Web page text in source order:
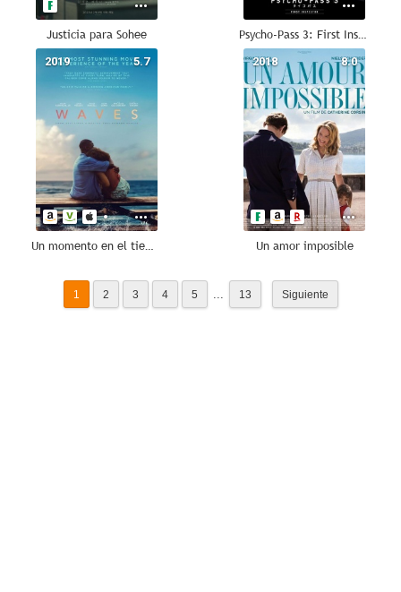
Justicia para Sohee Psycho-Pass 3: First Inspector
5.7
2019
Un momento en el tiempo (Waves)
8.0
2018
Un amor imposible
1 2 3 4 5 ... 13 Siguiente